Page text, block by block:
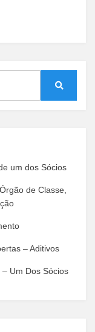
um dos Sócios
de Classe,
– Aditivos
Um Dos Sócios